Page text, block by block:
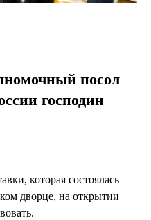
посол
господин
которая состоялась
дворце, на открытии